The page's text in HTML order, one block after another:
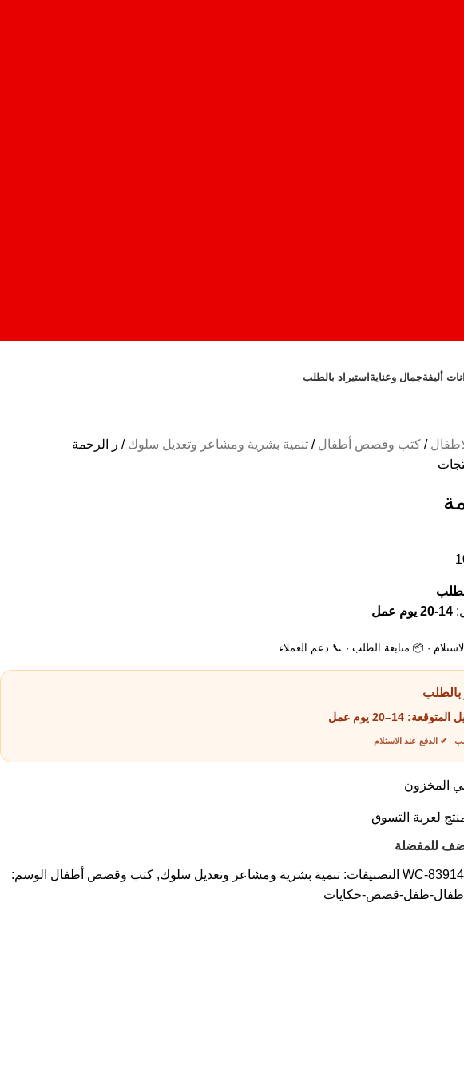
أليفةجمال وعناية استيراد بالطلب
كتب وقصص أطفال تنمية بشرية ومشاعر وتعديل سلوك ر الرحمة
14-20 يوم عمل
· 📦 متابعة الطلب · 📞 دعم العملاء
المتوقعة: 14–20 يوم عمل
✔ الدفع عند الاستلام
المخزون
لعربة التسوق
للمفضلة
WC-83914 التصنيفات: تنمية بشرية ومشاعر وتعديل سلوك, كتب وقصص أطفال الوسم:
طفل-قصص-حكايات